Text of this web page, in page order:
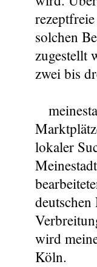
solchen
zugestellt
zwei bis
lokaler
wird
Köln.